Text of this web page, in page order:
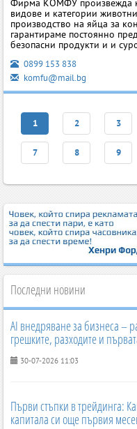
Фирма КОМФУ произвежда
видове и категории
производство на яйца за
гарантираме постоянно
безопасни продукти и и
0899 153 838
komfu@mail.bg
1 2 3
7 8 9
Последни новини
AI внедряване за бизнеса –
грешките, разходите и
30-07-2026 11:03
Първи стъпки в трейдинга:
капитала си още първия